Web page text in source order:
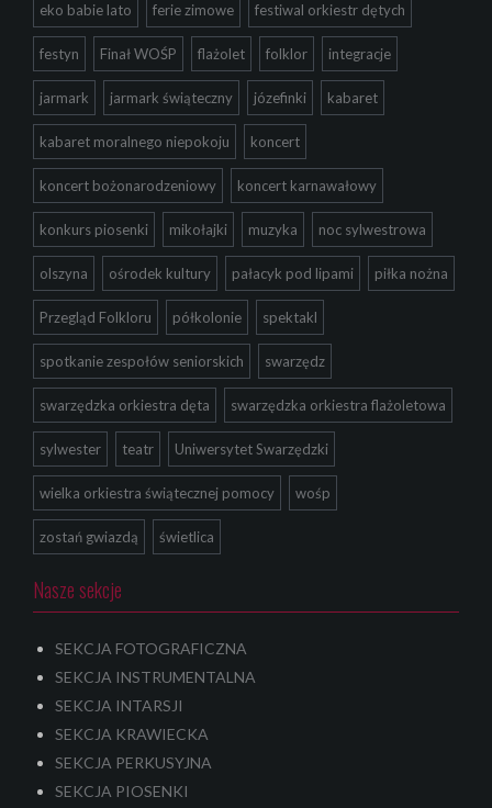
eko babie lato ferie zimowe festiwal orkiestr dętych
festyn Finał WOŚP flażolet folklor integracje
jarmark jarmark świąteczny józefinki kabaret
kabaret moralnego niepokoju koncert
koncert bożonarodzeniowy koncert karnawałowy
konkurs piosenki mikołajki muzyka noc sylwestrowa
olszyna ośrodek kultury pałacyk pod lipami piłka nożna
Przegląd Folkloru półkolonie spektakl
spotkanie zespołów seniorskich swarzędz
swarzędzka orkiestra dęta swarzędzka orkiestra flażoletowa
sylwester teatr Uniwersytet Swarzędzki
wielka orkiestra świątecznej pomocy wośp
zostań gwiazdą świetlica
Nasze sekcje
SEKCJA FOTOGRAFICZNA
SEKCJA INSTRUMENTALNA
SEKCJA INTARSJI
SEKCJA KRAWIECKA
SEKCJA PERKUSYJNA
SEKCJA PIOSENKI